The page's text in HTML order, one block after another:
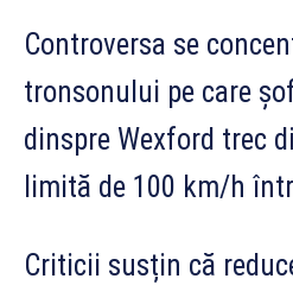
Controversa se
tronsonului pe care
dinspre Wexford trec
limită de 100 km/h
Criticii susțin că